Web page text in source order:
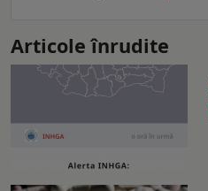
Articole înrudite